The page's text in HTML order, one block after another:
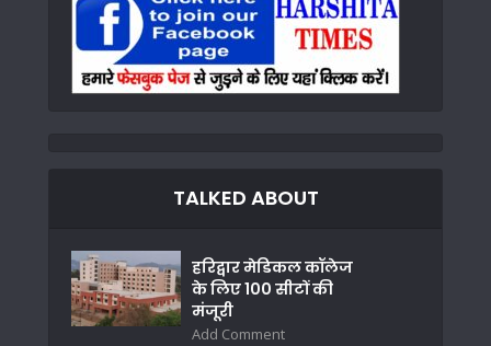
TALKED ABOUT
हरिद्वार मेडिकल कॉलेज
के लिए 100 सीटों की
मंजूरी
Add Comment